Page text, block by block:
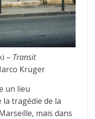
– Transit
Krüger
un lieu
la tragédie de la
mais dans